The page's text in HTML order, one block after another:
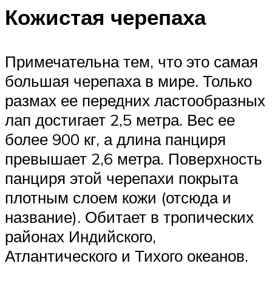
Кожистая черепаха
Примечательна тем, что это самая
большая черепаха в мире. Только
размах ее передних ластообразных
лап достигает 2,5 метра. Вес ее
более 900 кг, а длина панциря
превышает 2,6 метра. Поверхность
панциря этой черепахи покрыта
плотным слоем кожи (отсюда и
название). Обитает в тропических
районах Индийского,
Атлантического и Тихого океанов.